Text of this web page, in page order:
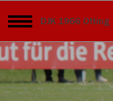
DJK 1966 Otting